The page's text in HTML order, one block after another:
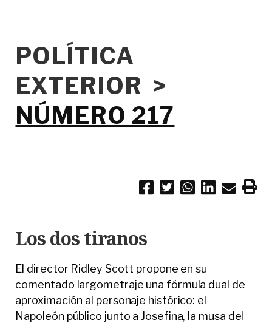
POLÍTICA
EXTERIOR >
NÚMERO 217
Los dos tiranos
El director Ridley Scott propone en su
comentado largometraje una fórmula dual de
aproximación al personaje histórico: el
Napoleón público junto a Josefina, la musa del